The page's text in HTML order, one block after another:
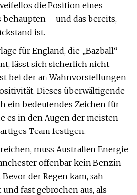
die Position eines
behaupten – und das bereits,
ist.
für England, die „Bazball“
lässt sich sicherlich nicht
bei der an Wahnvorstellungen
Dieses überwältigende
ein bedeutendes Zeichen für
es in den Augen der meisten
Team festigen.
muss Australien Energie
offenbar kein Benzin
der Regen kam, sah
fast gebrochen aus, als